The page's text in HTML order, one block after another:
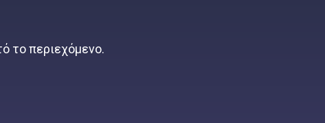
το περιεχόμενο.